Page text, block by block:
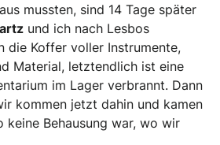
mussten, sind 14 Tage später
und ich nach Lesbos
die Koffer voller Instrumente,
Material, letztendlich ist eine
im Lager verbrannt. Dann
kommen jetzt dahin und kamen
keine Behausung war, wo wir